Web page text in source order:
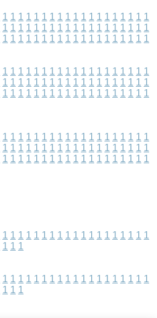
1 1 1 1 1 1 1 1 1 1 1 1 1 1 1 1 1 1 1
1 1 1 1 1 1 1 1 1 1 1 1 1 1 1 1 1 1 1
1 1 1 1 1 1 1 1 1 1 1 1 1 1 1 1 1 1 1
1 1 1 1 1 1 1 1 1 1 1 1 1 1 1 1 1 1 1
1 1 1 1 1 1 1 1 1 1 1 1 1 1 1 1 1 1 1
1 1 1 1 1 1 1 1 1 1 1 1 1 1 1 1 1 1 1
1 1 1 1 1 1 1 1 1 1 1 1 1 1 1 1 1 1 1
1 1 1 1 1 1 1 1 1 1 1 1 1 1 1 1 1 1 1
1 1 1 1 1 1 1 1 1 1 1 1 1 1 1 1 1 1 1
1 1 1 1 1 1 1 1 1 1 1 1 1 1 1 1 1 1 1
1 1 1
1 1 1 1 1 1 1 1 1 1 1 1 1 1 1 1 1 1 1
1 1 1